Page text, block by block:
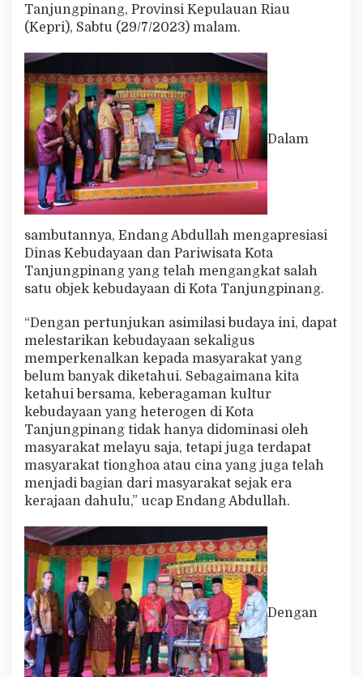
a
s
e
b
a
g
a
i
U
p
a
y
e
l
e
s
r
i
a
n
e
b
u
d
y
a
a
r
a
d
i
s
i
Tanjungpinang, Provinsi Kepulauan Riau
(Kepri), Sabtu (29/7/2023) malam.
Dalam
sambutannya, Endang Abdullah mengapresiasi
Dinas Kebudayaan dan Pariwisata Kota
Tanjungpinang yang telah mengangkat salah
satu objek kebudayaan di Kota Tanjungpinang.
“Dengan pertunjukan asimilasi budaya ini, dapat
melestarikan kebudayaan sekaligus
memperkenalkan kepada masyarakat yang
belum banyak diketahui. Sebagaimana kita
ketahui bersama, keberagaman kultur
kebudayaan yang heterogen di Kota
Tanjungpinang tidak hanya didominasi oleh
masyarakat melayu saja, tetapi juga terdapat
masyarakat tionghoa atau cina yang juga telah
menjadi bagian dari masyarakat sejak era
kerajaan dahulu,” ucap Endang Abdullah.
Dengan